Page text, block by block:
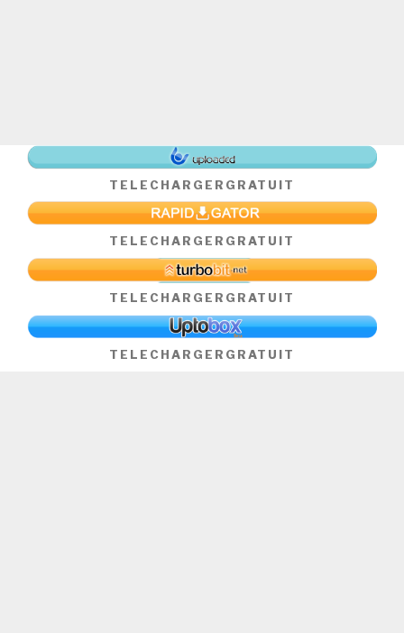
TELECHARGER GRATUIT
TELECHARGER GRATUIT
TELECHARGER GRATUIT
TELECHARGER GRATUIT